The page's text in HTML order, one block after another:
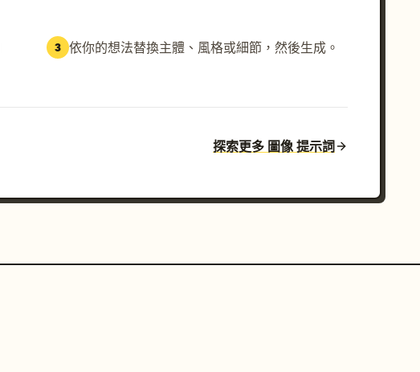
3 依你的想法替換主體、風格或細節，然後生成。
探索更多 圖像 提示詞